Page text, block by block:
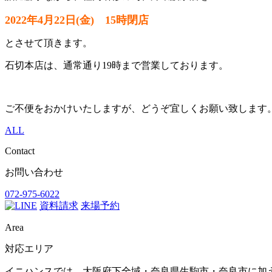
2022年4月22日(金) 15時閉店
とさせて頂きます。
石切本店は、通常通り19時まで営業しております。
ご不便をおかけいたしますが、どうぞ宜しくお願い致します。
ALL
Contact
お問い合わせ
072-975-6022
資料請求 来場予約
Area
対応エリア